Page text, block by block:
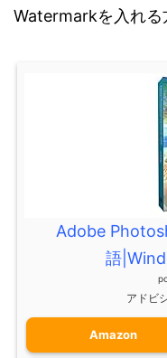
Watermarkを入れる
Adobe
語
アドビ
Amazon